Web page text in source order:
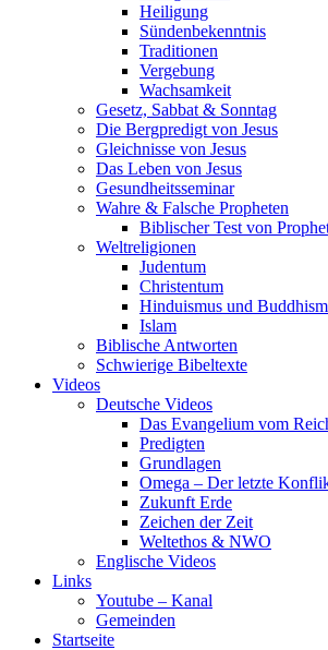
Heiligung
Sündenbekenntnis
Traditionen
Vergebung
Wachsamkeit
Gesetz, Sabbat & Sonntag
Die Bergpredigt von Jesus
Gleichnisse von Jesus
Das Leben von Jesus
Gesundheitsseminar
Wahre & Falsche Propheten
Biblischer Test von
Weltreligionen
Judentum
Christentum
Hinduismus und
Islam
Biblische Antworten
Schwierige Bibeltexte
Videos
Deutsche Videos
Das Evangelium vom
Predigten
Grundlagen
Omega – Der letzte
Zukunft Erde
Zeichen der Zeit
Weltethos & NWO
Englische Videos
Links
Youtube – Kanal
Gemeinden
Startseite